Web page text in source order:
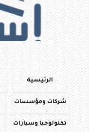
الرئيسية
شركات ومؤسسات
تكنولوجيا وسيارات